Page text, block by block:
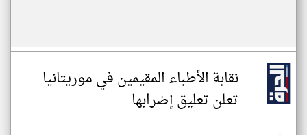
نقابة الأطباء المقيمين في موريتانيا
تعلن تعليق إضرابها